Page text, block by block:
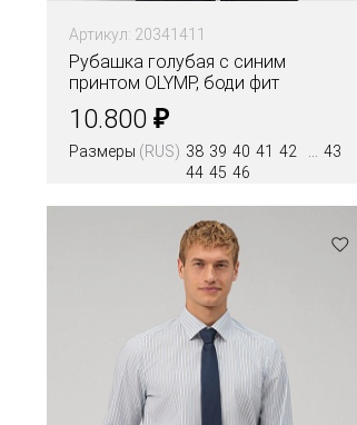
Артикул: 20341411
Рубашка голубая с синим
принтом OLYMP, боди фит
10.800 ₽
Размеры (RUS) 38 39 40 41 42
43
44 45 46
Цвета